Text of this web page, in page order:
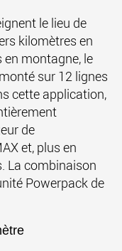
le lieu de
kilomètres en
montagne, le
sur 12 lignes
cette application,
de
et, plus en
La combinaison
Powerpack de